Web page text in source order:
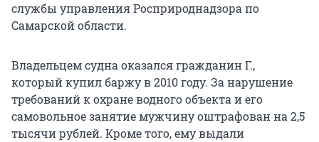
службы управления Росприроднадзора по
Самарской области.
Владельцем судна оказался гражданин Г.,
который купил баржу в 2010 году. За нарушение
требований к охране водного объекта и его
самовольное занятие мужчину оштрафован на 2,5
тысячи рублей. Кроме того, ему выдали